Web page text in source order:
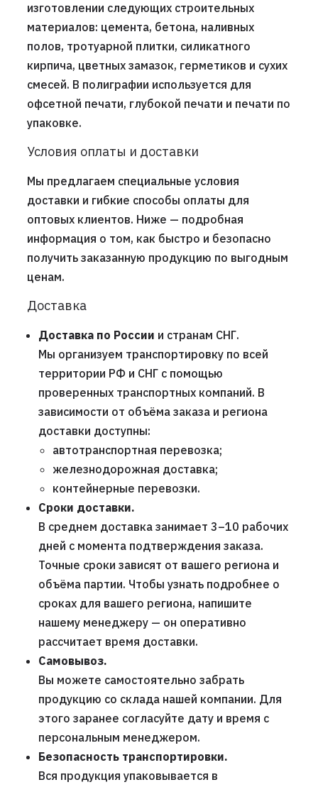
изготовлении следующих строительных
материалов: цемента, бетона, наливных
полов, тротуарной плитки, силикатного
кирпича, цветных замазок, герметиков и сухих
смесей. В полиграфии используется для
офсетной печати, глубокой печати и печати по
упаковке.
Условия оплаты и доставки
Мы предлагаем специальные условия
доставки и гибкие способы оплаты для
оптовых клиентов. Ниже — подробная
информация о том, как быстро и безопасно
получить заказанную продукцию по выгодным
ценам.
Доставка
Доставка по России и странам СНГ.
Мы организуем транспортировку по всей
территории РФ и СНГ с помощью
проверенных транспортных компаний. В
зависимости от объёма заказа и региона
доставки доступны:
автотранспортная перевозка;
железнодорожная доставка;
контейнерные перевозки.
Сроки доставки.
В среднем доставка занимает 3–10 рабочих
дней с момента подтверждения заказа.
Точные сроки зависят от вашего региона и
объёма партии. Чтобы узнать подробнее о
сроках для вашего региона, напишите
нашему менеджеру — он оперативно
рассчитает время доставки.
Самовывоз.
Вы можете самостоятельно забрать
продукцию со склада нашей компании. Для
этого заранее согласуйте дату и время с
персональным менеджером.
Безопасность транспортировки.
Вся продукция упаковывается в